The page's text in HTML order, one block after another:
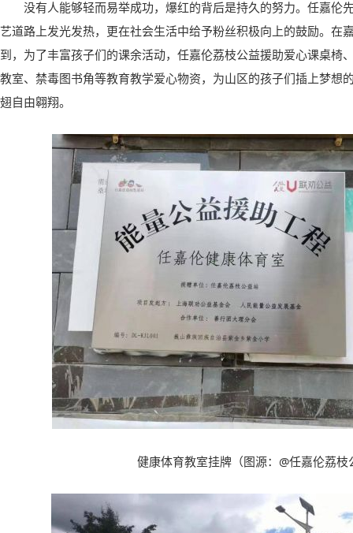
没有人能够轻而易举成功，爆红的背后是持久的努力。任嘉伦
艺道路上发光发热，更在社会生活中给予粉丝积极向上的鼓励。在
到， 为了丰富孩子们的课余活动，任嘉伦荔枝公益援助爱心课桌椅
教室、禁毒图书角等教育教学爱心物资， 为山区的孩子们插上梦想
翅自由翱翔。
健康体育教室挂牌（图源：@任嘉伦荔枝